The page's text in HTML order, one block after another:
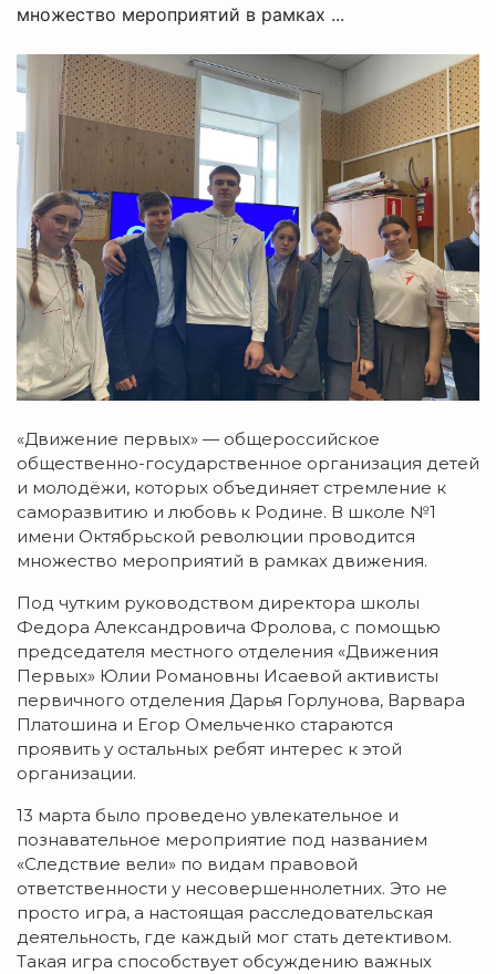
множество мероприятий в рамках ...
«Движение первых» — общероссийское
общественно-государственное организация детей
и молодёжи, которых объединяет стремление к
саморазвитию и любовь к Родине. В школе №1
имени Октябрьской революции проводится
множество мероприятий в рамках движения.
Под чутким руководством директора школы
Федора Александровича Фролова, с помощью
председателя местного отделения «Движения
Первых» Юлии Романовны Исаевой активисты
первичного отделения Дарья Горлунова, Варвара
Платошина и Егор Омельченко стараются
проявить у остальных ребят интерес к этой
организации.
13 марта было проведено увлекательное и
познавательное мероприятие под названием
«Следствие вели» по видам правовой
ответственности у несовершеннолетних. Это не
просто игра, а настоящая расследовательская
деятельность, где каждый мог стать детективом.
Такая игра способствует обсуждению важных